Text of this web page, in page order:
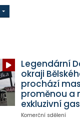
Legendární
okraji
prochází
proměnou a
exkluzivní
Komerční sdělení